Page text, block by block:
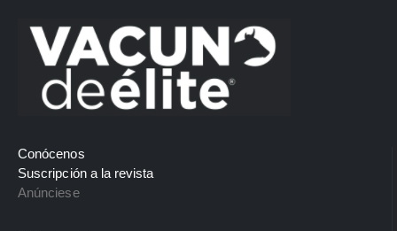
Conócenos
Suscripción a la revista
Anúnciese